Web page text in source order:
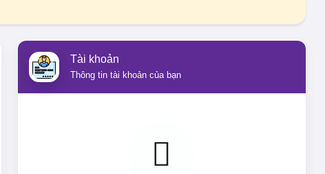
Tài khoản
Thông tin tài khoản của bạn